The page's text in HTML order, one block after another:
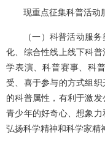
现重点征集科普活动
（一）科普活动服
化、综合性线上线下科
学表演、科普赛事、科
受、喜于参与的方式组
的科普属性，有利于激
青少年的好奇心、想象力
弘扬科学精神和科学家精